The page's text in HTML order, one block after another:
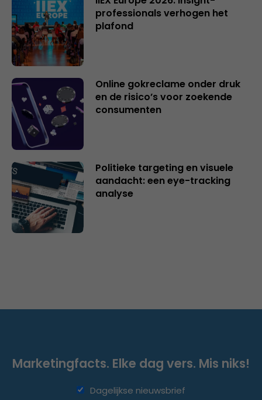
professionals verhogen het
plafond
Online gokreclame onder druk
en de risico’s voor zoekende
consumenten
Politieke targeting en visuele
aandacht: een eye-tracking
analyse
Marketingfacts. Elke dag vers. Mis niks!
Dagelijkse nieuwsbrief